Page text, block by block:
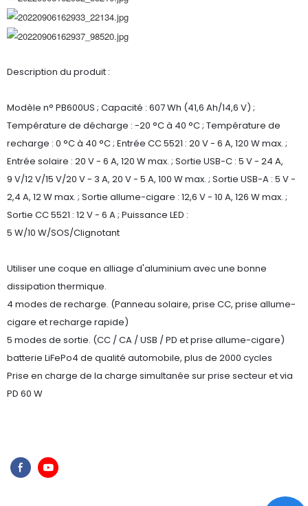
Description du produit :
Modèle n° PB600US ; Capacité : 607 Wh (41,6 Ah/14,6 V) ;
Température de décharge : -20 °C à 40 °C ; Température de
recharge : 0 °C à 40 °C ; Entrée CC 5521 : 20 V - 6 A, 120 W max. ;
Entrée solaire : 20 V - 6 A, 120 W max. ; Sortie USB-C : 5 V - 24 A,
9 V/12 V/15 V/20 V - 3 A, 20 V - 5 A, 100 W max. ; Sortie USB-A : 5 V -
2,4 A, 12 W max. ; Sortie allume-cigare : 12,6 V - 10 A, 126 W max. ;
Sortie CC 5521 : 12 V - 6 A ; Puissance LED :
5 W/10 W/SOS/Clignotant
Utiliser une coque en alliage d'aluminium avec une bonne
dissipation thermique.
4 modes de recharge. (Panneau solaire, prise CC, prise allume-
cigare et recharge rapide)
5 modes de sortie. (CC / CA / USB / PD et prise allume-cigare)
batterie LiFePo4 de qualité automobile, plus de 2000 cycles
Prise en charge de la charge simultanée sur prise secteur et via
PD 60 W